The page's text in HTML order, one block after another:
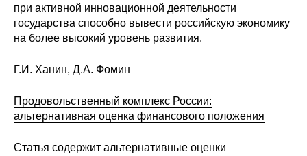
Квартальный прогноз
Краткосрочный прогноз
Оценка индекса промышленного
Российская Система Климатического
при активной инновационной деятельности
государства способно вывести российскую экономику
на более высокий уровень развития.
Г.И. Ханин, Д.А. Фомин
Продовольственный комплекс России:
альтернативная оценка финансового положения
Статья содержит альтернативные оценки